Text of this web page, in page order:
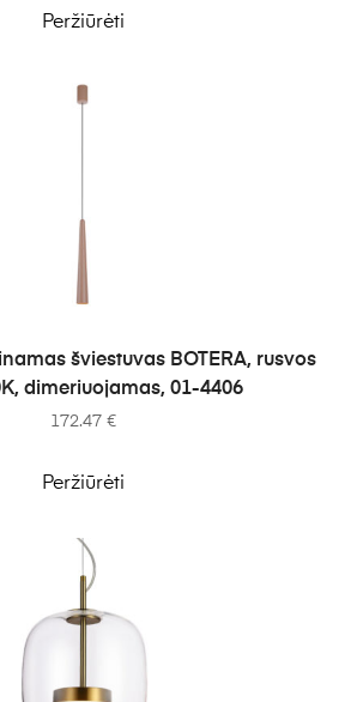
Peržiūrėti
Į KREPŠELĮ
šviestuvas BOTERA, rusvos
dimeriuojamas, 01-4406
172.47 €
Peržiūrėti